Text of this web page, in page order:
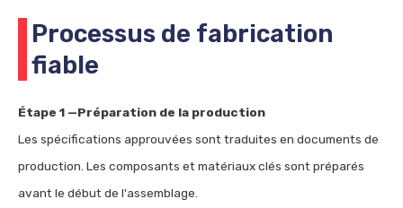
Processus de fabrication
fiable
Étape 1 —Préparation de la production
Les spécifications approuvées sont traduites en documents de
production. Les composants et matériaux clés sont préparés
avant le début de l'assemblage.